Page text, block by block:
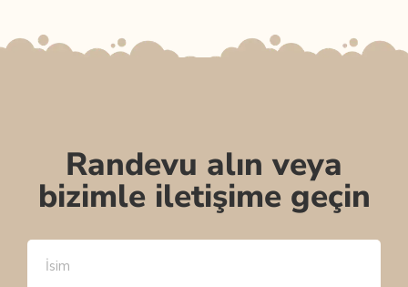
Randevu alın veya
bizimle iletişime geçin